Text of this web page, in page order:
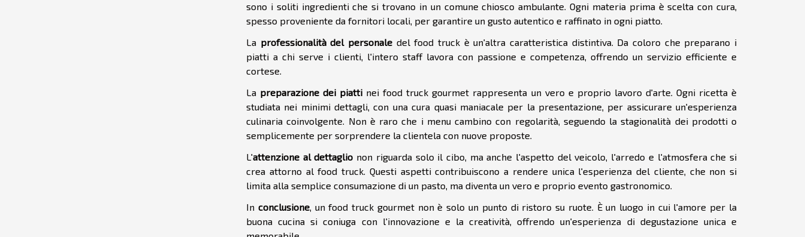
sono i soliti ingredienti che si trovano in un comune chiosco ambulante. Ogni materia prima è scelta con cura,
spesso proveniente da fornitori locali, per garantire un gusto autentico e raffinato in ogni piatto.
La professionalità del personale del food truck è un'altra caratteristica distintiva. Da coloro che preparano i
piatti a chi serve i clienti, l'intero staff lavora con passione e competenza, offrendo un servizio efficiente e
cortese.
La preparazione dei piatti nei food truck gourmet rappresenta un vero e proprio lavoro d'arte. Ogni ricetta è
studiata nei minimi dettagli, con una cura quasi maniacale per la presentazione, per assicurare un'esperienza
culinaria coinvolgente. Non è raro che i menu cambino con regolarità, seguendo la stagionalità dei prodotti o
semplicemente per sorprendere la clientela con nuove proposte.
L'attenzione al dettaglio non riguarda solo il cibo, ma anche l'aspetto del veicolo, l'arredo e l'atmosfera che si
crea attorno al food truck. Questi aspetti contribuiscono a rendere unica l'esperienza del cliente, che non si
limita alla semplice consumazione di un pasto, ma diventa un vero e proprio evento gastronomico.
In conclusione, un food truck gourmet non è solo un punto di ristoro su ruote. È un luogo in cui l'amore per la
buona cucina si coniuga con l'innovazione e la creatività, offrendo un'esperienza di degustazione unica e